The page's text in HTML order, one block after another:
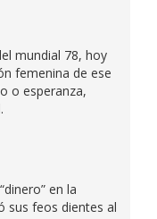
mundial 78, hoy
femenina de ese
o esperanza,
en la
sus feos dientes al